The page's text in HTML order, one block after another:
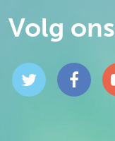
Volg ons